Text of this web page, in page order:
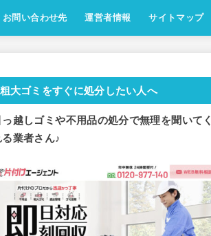
お問い合わせ先 運営者情報 サイトマップ
粗大ゴミをすぐに処分したい人へ
っ越しゴミや不用品の処分で無理を聞いてく
る業者さん♪